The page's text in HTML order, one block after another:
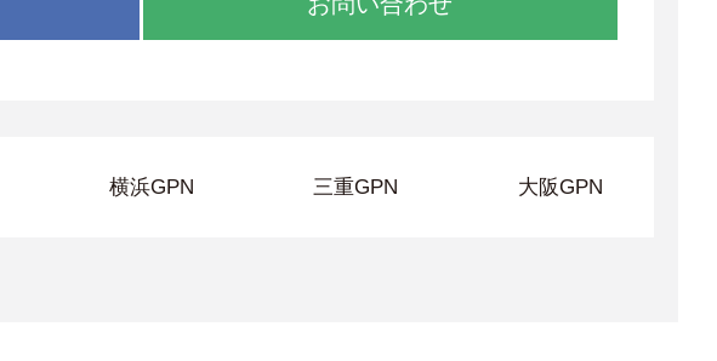
横浜GPN 三重GPN 大阪GPN